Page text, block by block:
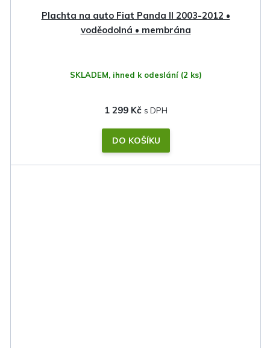
Plachta na auto Fiat Panda II 2003-2012 •
voděodolná • membrána
SKLADEM, ihned k odeslání (2 ks)
1 299 Kč
DO KOŠÍKU